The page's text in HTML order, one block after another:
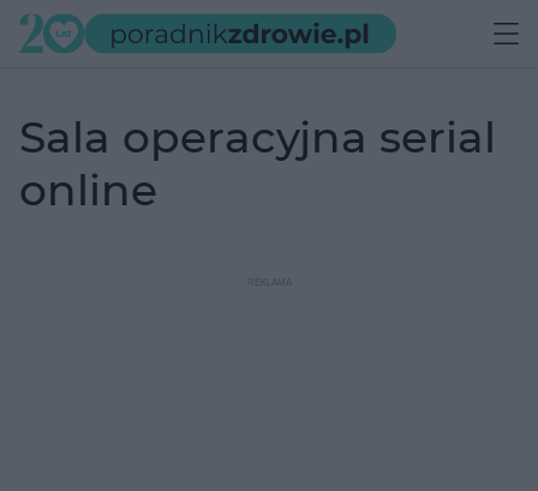
sala operacyjna serial
online